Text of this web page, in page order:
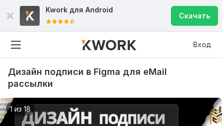
Kwork для Android
Скачать
Вход
Дизайн подписи в Figma для eMail
рассылки
1 из 18